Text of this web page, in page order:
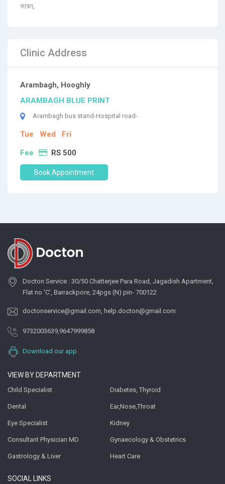
করেন,
Clinic Address
Arambagh, Hooghly
ARAMBAGH BLUE PRINT
Arambagh bus stand-Hospital road-
Tue Wed Fri
Fee RS 500
Book Appointment
Docton Service : 30/50 Chatterjee Para Road, Jagadish Apartment,
Flat no ‘C’, Barrackpore, 24pgs (N) pin- 700122
doctonservice@gmail.com, help.docton@gmail.com
9732003639,9647999858
Download our app
VIEW BY DEPARTMENT
Child Specialist Diabetes, Thyroid
Dental Ear,Nose,Throat
Eye Specialist Kidney
Consultant Physician MD Gynaecology & Obstetrics
Gastrology & Liver Heart Care
SOCIAL LINKS